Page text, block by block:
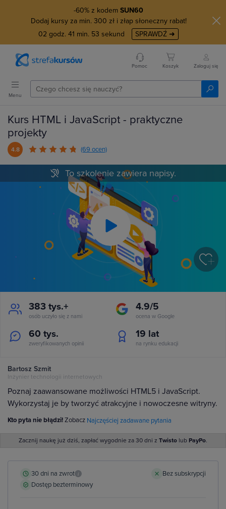
-60% z kodem SUN60
Dodaj kursy za min. 300 zł i złap słoneczny rabat!
02 godz. 41 min. 52 sekund SPRAWDŹ ➜
Pomoc Koszyk Zaloguj się
Menu
Kurs HTML i JavaScript - praktyczne
projekty
4.8 (69 ocen)
Play
To szkolenie zawiera napisy.
383 tys.+
osób uczyło się z nami
4.9/5
ocena w Google
60 tys.
zweryfikowanych opinii
19 lat
na rynku edukacji
Bartosz Szmit
Inżynier technologii internetowych
Poznaj zaawansowane możliwości HTML5 i JavaScript.
Wykorzystaj je by tworzyć atrakcyjne i nowoczesne witryny.
Kto pyta nie błądzi!Zobacz Najczęściej zadawane pytania
Zacznij naukę już dziś, zapłać wygodnie za 30 dni z Twisto lub PayPo.
30 dni na zwrot i
Bez subskrypcji
Dostęp bezterminowy